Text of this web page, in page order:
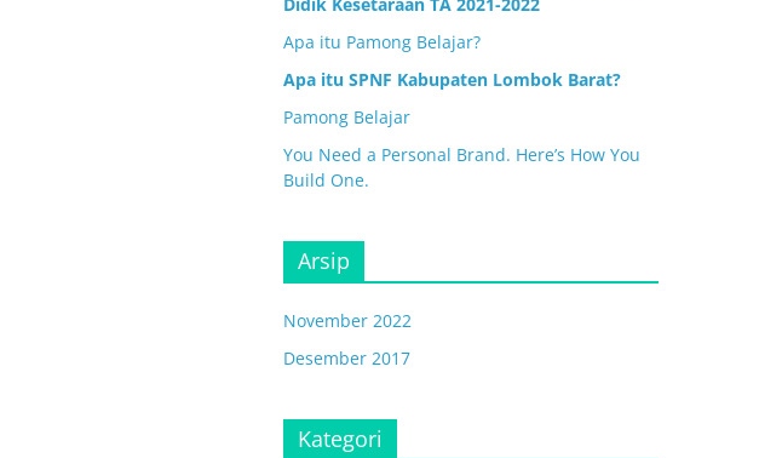
Apa itu Pamong Belajar?
Apa itu SPNF Kabupaten Lombok Barat?
Pamong Belajar
You Need a Personal Brand. Here’s How You
Build One.
Arsip
November 2022
Desember 2017
Kategori